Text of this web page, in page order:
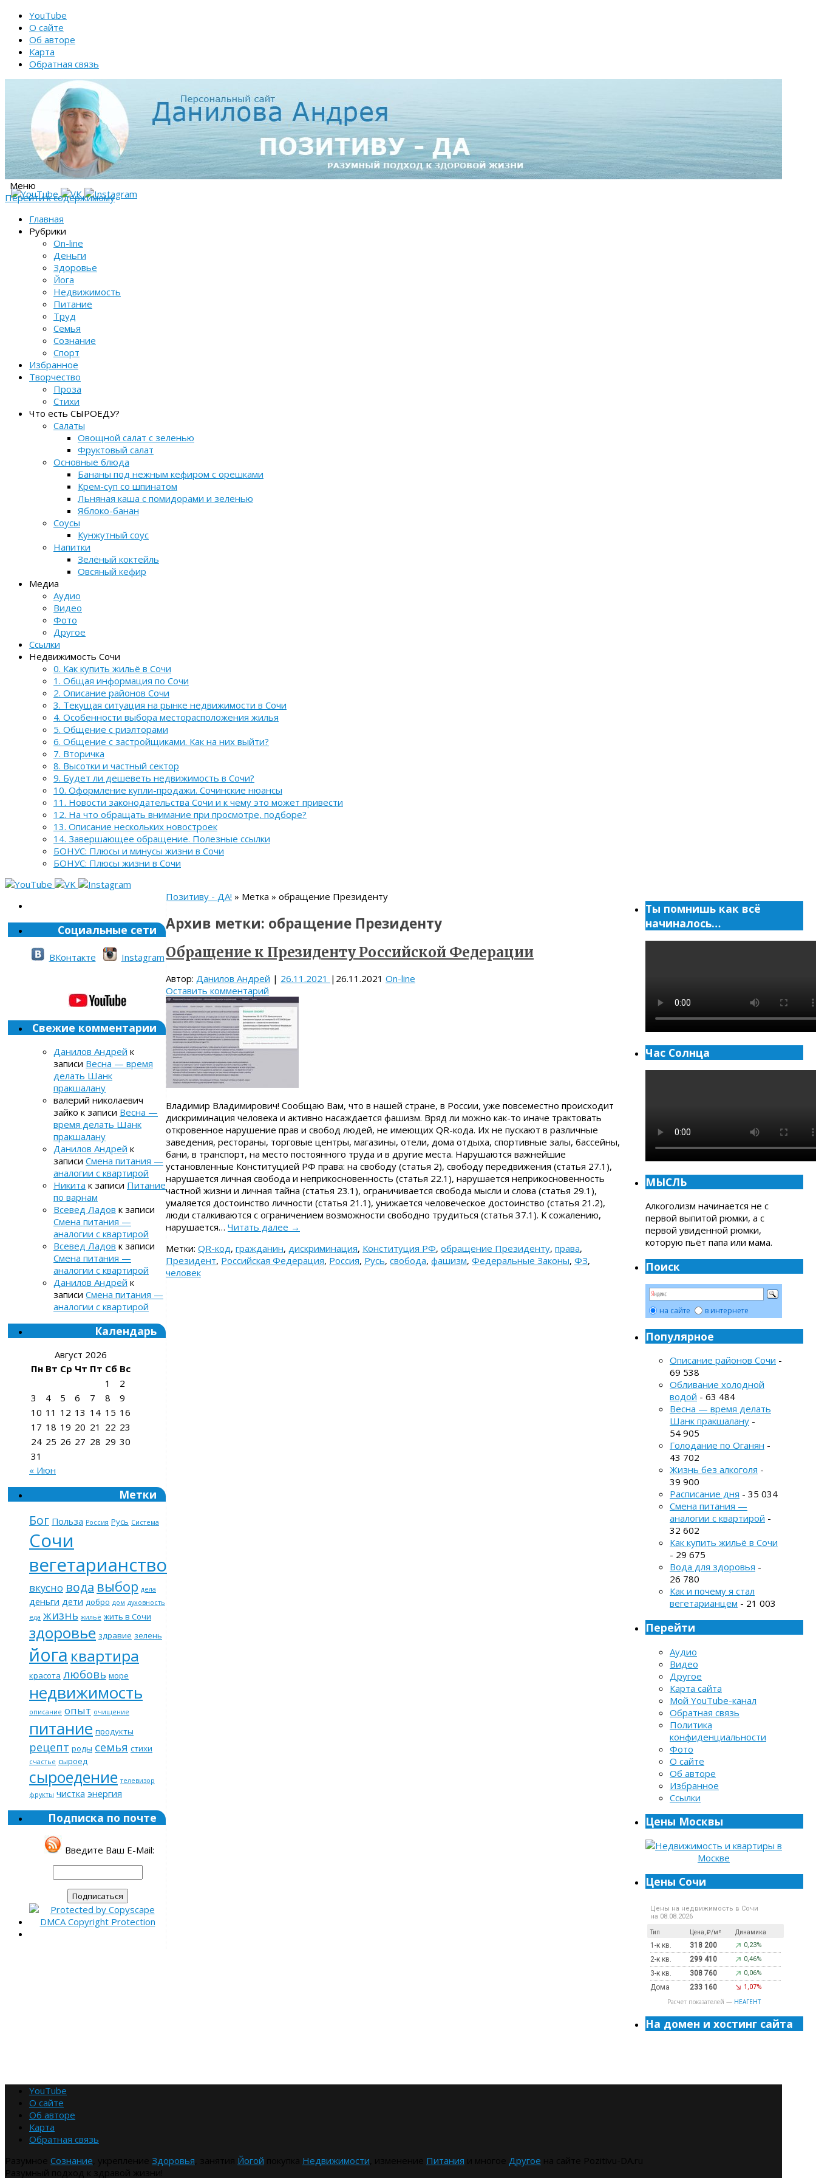
YouTube
О сайте
Об авторе
Карта
Обратная связь
Меню
Перейти к содержимому
Главная
Рубрики
On-line
Деньги
Здоровье
Йога
Недвижимость
Питание
Труд
Семья
Сознание
Спорт
Избранное
Творчество
Проза
Стихи
Что есть СЫРОЕДУ?
Салаты
Овощной салат с зеленью
Фруктовый салат
Основные блюда
Бананы под нежным кефиром с орешками
Крем-суп со шпинатом
Льняная каша с помидорами и зеленью
Яблоко-банан
Соусы
Кунжутный соус
Напитки
Зелёный коктейль
Овсяный кефир
Медиа
Аудио
Видео
Фото
Другое
Ссылки
Недвижимость Сочи
0. Как купить жильё в Сочи
1. Общая информация по Сочи
2. Описание районов Сочи
3. Текущая ситуация на рынке недвижимости в Сочи
4. Особенности выбора месторасположения жилья
5. Общение с риэлторами
6. Общение с застройщиками. Как на них выйти?
7. Вторичка
8. Высотки и частный сектор
9. Будет ли дешеветь недвижимость в Сочи?
10. Оформление купли-продажи. Сочинские нюансы
11. Новости законодательства Сочи и к чему это может привести
12. На что обращать внимание при просмотре, подборе?
13. Описание нескольких новостроек
14. Завершающее обращение. Полезные ссылки
БОНУС: Плюсы и минусы жизни в Сочи
БОНУС: Плюсы жизни в Сочи
Позитиву - ДА! » Метка » обращение Президенту
Архив метки: обращение Президенту
Обращение к Президенту Российской Федерации
Автор: Данилов Андрей | 26.11.2021 | 26.11.2021 On-line
Оставить комментарий
Владимир Владимирович! Сообщаю Вам, что в нашей стране, в России, уже повсеместно происходит
дискриминация человека и активно насаждается фашизм. Вряд ли можно как-то иначе трактовать
откровенное нарушение прав и свобод людей, не имеющих QR-кода. Их не пускают в различные
заведения, рестораны, торговые центры, магазины, отели, дома отдыха, спортивные залы, бассейны,
бани, в транспорт, на место постоянного труда и в другие места. Нарушаются важнейшие
установленные Конституцией РФ права: на свободу (статья 2), свободу передвижения (статья 27.1),
нарушается личная свобода и неприкосновенность (статья 22.1), нарушается неприкосновенность
частной жизни и личная тайна (статья 23.1), ограничивается свобода мысли и слова (статья 29.1),
умаляется достоинство личности (статья 21.1), унижается человеческое достоинство (статья 21.2),
люди сталкиваются с ограничением возможности свободно трудиться (статья 37.1). К сожалению,
нарушается… Читать далее →
Метки: QR-код, гражданин, дискриминация, Конституция РФ, обращение Президенту, права,
Президент, Российская Федерация, Россия, Русь, свобода, фашизм, Федеральные Законы, ФЗ,
человек
Социальные сети
ВКонтакте Instagram
Свежие комментарии
Данилов Андрей к
записи Весна — время
делать Шанк
пракшалану
валерий николаевич
зайко к записи Весна —
время делать Шанк
пракшалану
Данилов Андрей к
записи Смена питания —
аналогии с квартирой
Никита к записи Питание
по варнам
Всевед Ладов к записи
Смена питания —
аналогии с квартирой
Всевед Ладов к записи
Смена питания —
аналогии с квартирой
Данилов Андрей к
записи Смена питания —
аналогии с квартирой
Календарь
Август 2026
Пн Вт Ср Чт Пт Сб Вс
1
2
3
4 5 6 7 8
9
10 11 12 13 14 15 16
17 18 19 20 21 22 23
24 25 26 27 28 29 30
31
« Июн
Метки
Бог Польза Россия Русь Система
Сочи
вегетарианство
вкусно вода выбор дела
деньги дети добро дом духовность
еда жизнь жильё жить в Сочи
здоровье здравие зелень
йога квартира
красота любовь море
недвижимость
описание опыт очищение
питание продукты
рецепт роды семья стихи
счастье сыроед
сыроедение телевизор
фрукты чистка энергия
Подписка по почте
Введите Ваш E-Mail:
Ты помнишь как всё
начиналось…
Час Солнца
МЫСЛЬ
Алкоголизм начинается не с
первой выпитой рюмки, а с
первой увиденной рюмки,
которую пьёт папа или мама.
Поиск
на сайте в интернете
Популярное
Описание районов Сочи -
69 538
Обливание холодной
водой - 63 484
Весна — время делать
Шанк пракшалану -
54 905
Голодание по Оганян -
43 702
Жизнь без алкоголя -
39 900
Расписание дня - 35 034
Смена питания —
аналогии с квартирой -
32 602
Как купить жильё в Сочи
- 29 675
Вода для здоровья -
26 780
Как и почему я стал
вегетарианцем - 21 003
Перейти
Аудио
Видео
Другое
Карта сайта
Мой YouTube-канал
Обратная связь
Политика
конфиденциальности
Фото
О сайте
Об авторе
Избранное
Ссылки
Цены Москвы
Цены Сочи
Цены на недвижимость в Сочи
на 08.08.2026
Тип Цена, ₽/м² Динамика
1-к кв. 318 200 0,23%
2-к кв. 299 410 0,46%
3-к кв. 308 760 0,06%
Дома 233 160 1,07%
Расчет показателей — НЕАГЕНТ
На домен и хостинг сайта
YouTube
О сайте
Об авторе
Карта
Обратная связь
Сознание Здоровья Йогой Недвижимости Питания Другое